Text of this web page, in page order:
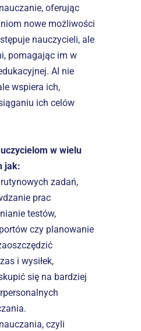
oferując
nowe możliwości
nauczycieli, ale
pomagając im w
AI nie
wspiera ich,
ich celów
w wielu
jak:
zadań,
prac
testów,
czy planowanie
i wysiłek,
się na bardziej
czyli